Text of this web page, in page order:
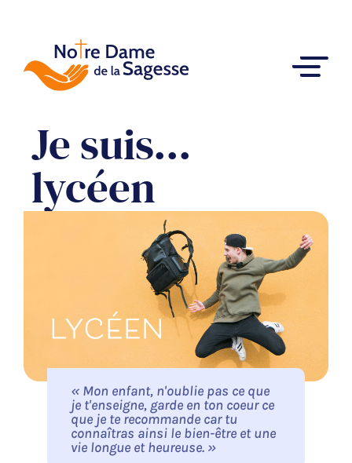
Je suis...
lycéen
« Mon enfant, n'oublie pas ce que
je t'enseigne, garde en ton coeur ce
que je te recommande car tu
connaîtras ainsi le bien-être et une
vie longue et heureuse. »